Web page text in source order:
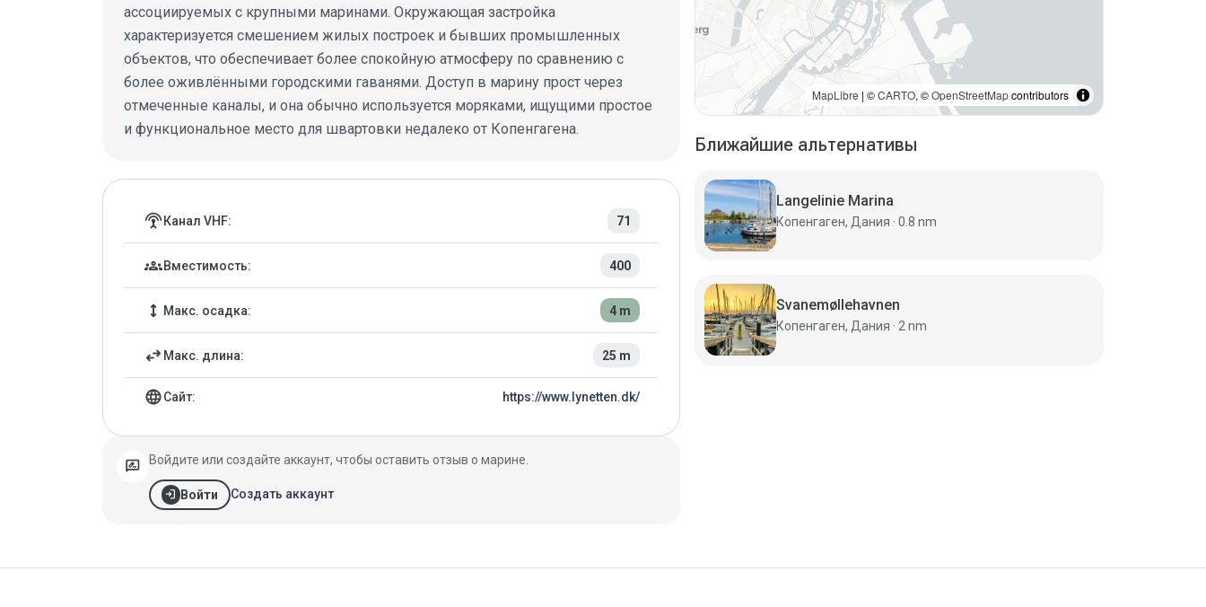
ассоциируемых с крупными маринами. Окружающая застройка
характеризуется смешением жилых построек и бывших промышленных
объектов, что обеспечивает более спокойную атмосферу по сравнению с
более оживлёнными городскими гаванями. Доступ в марину прост через
отмеченные каналы, и она обычно используется моряками, ищущими простое
и функциональное место для швартовки недалеко от Копенгагена.
Детали марины
settings_input_antenna Канал VHF: 71
groups Вместимость: 400
height Макс. осадка: 4 m
swap_horiz Макс. длина: 25 m
languageСайт: https://www.lynetten.dk/
rate_review Войдите или создайте аккаунт, чтобы оставить отзыв о марине.
login Войти Создать аккаунт
MapLibre | ©CARTO, ©OpenStreetMapcontributors
Ближайшие альтернативы
Langelinie Marina
Копенгаген, Дания · 0.8 nm
Svanemøllehavnen
Копенгаген, Дания · 2 nm